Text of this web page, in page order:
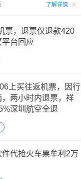
了解详情
票，退票仅退款420
台回应
上买往返机票，因行
两小时内退票，祥
深圳航空全退
代抢火车票牟利2万